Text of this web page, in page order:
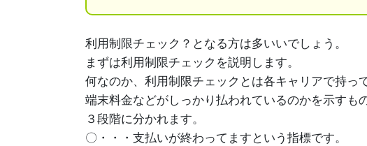
利用制限チェック？となる方は多いいでしょう。
まずは利用制限チェックを説明します。
何なのか、利用制限チェックとは各キャリアで持っ
端末料金などがしっかり払われているのかを示すも
３段階に分かれます。
〇・・・支払いが終わってますという指標です。